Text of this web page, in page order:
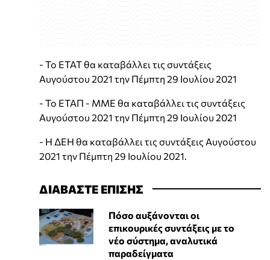
- Το ΕΤΑΤ θα καταβάλλει τις συντάξεις
Αυγούστου 2021 την Πέμπτη 29 Ιουλίου 2021
- Το ΕΤΑΠ - ΜΜΕ θα καταβάλλει τις συντάξεις
Αυγούστου 2021 την Πέμπτη 29 Ιουλίου 2021
- Η ΔΕΗ θα καταβάλλει τις συντάξεις Αυγούστου
2021 την Πέμπτη 29 Ιουλίου 2021.
ΔΙΑΒΑΣΤΕ ΕΠΙΣΗΣ
Πόσο αυξάνονται οι
επικουρικές συντάξεις με το
νέο σύστημα, αναλυτικά
παραδείγματα